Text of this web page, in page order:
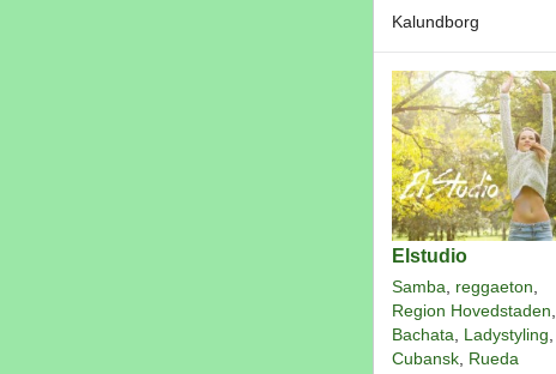
Kalundborg
Elstudio
Samba, reggaeton,
Region Hovedstaden,
Bachata, Ladystyling,
Cubansk, Rueda